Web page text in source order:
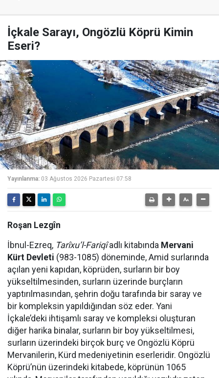
İçkale Sarayı, Ongözlü Köprü Kimin
Eseri?
Yayınlanma: 03 Ağustos 2026 Pazartesi 07:58
Roşan Lezgîn
İbnul-Ezreq, Tarîxu’l-Fariqîadlı kitabında Mervani
Kürt Devleti (983-1085) döneminde, Amid surlarında
açılan yeni kapıdan, köprüden, surların bir boy
yükseltilmesinden, surların üzerinde burçların
yaptırılmasından, şehrin doğu tarafında bir saray ve
bir kompleksin yapıldığından söz eder. Yani
İçkale’deki ihtişamlı saray ve kompleksi oluşturan
diğer harika binalar, surların bir boy yükseltilmesi,
surların üzerindeki birçok burç ve Ongözlü Köprü
Mervanilerin, Kürd medeniyetinin eserleridir. Ongözlü
Köprü’nün üzerindeki kitabede, köprünün 1065